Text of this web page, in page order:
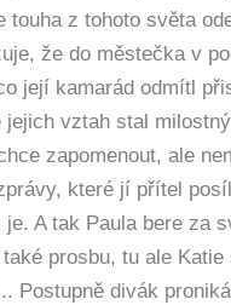
touha z tohoto světa
že do městečka v
její kamarád odmítl
jejich vztah stal
zapomenout, ale
které jí přítel
A tak Paula bere za
prosbu, tu ale Katie
Postupně divák